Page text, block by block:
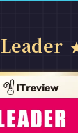
Leader